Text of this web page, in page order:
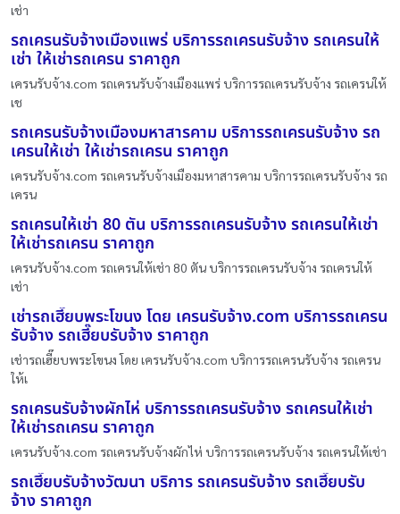
เช่า
รถเครนรับจ้างเมืองแพร่ บริการรถเครนรับจ้าง รถเครนให้
เช่า ให้เช่ารถเครน ราคาถูก
เครนรับจ้าง.com รถเครนรับจ้างเมืองแพร่ บริการรถเครนรับจ้าง รถเครนให้
เช
รถเครนรับจ้างเมืองมหาสารคาม บริการรถเครนรับจ้าง รถ
เครนให้เช่า ให้เช่ารถเครน ราคาถูก
เครนรับจ้าง.com รถเครนรับจ้างเมืองมหาสารคาม บริการรถเครนรับจ้าง รถ
เครน
รถเครนให้เช่า 80 ตัน บริการรถเครนรับจ้าง รถเครนให้เช่า
ให้เช่ารถเครน ราคาถูก
เครนรับจ้าง.com รถเครนให้เช่า 80 ตัน บริการรถเครนรับจ้าง รถเครนให้
เช่า
เช่ารถเฮี๊ยบพระโขนง โดย เครนรับจ้าง.com บริการรถเครน
รับจ้าง รถเฮี๊ยบรับจ้าง ราคาถูก
เช่ารถเฮี๊ยบพระโขนง โดย เครนรับจ้าง.com บริการรถเครนรับจ้าง รถเครน
ให้เ
รถเครนรับจ้างผักไห่ บริการรถเครนรับจ้าง รถเครนให้เช่า
ให้เช่ารถเครน ราคาถูก
เครนรับจ้าง.com รถเครนรับจ้างผักไห่ บริการรถเครนรับจ้าง รถเครนให้เช่า
รถเฮี๊ยบรับจ้างวัฒนา บริการ รถเครนรับจ้าง รถเฮี๊ยบรับ
จ้าง ราคาถูก